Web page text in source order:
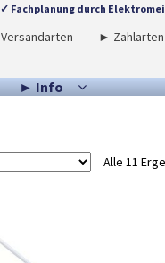
✓ Fachplanung durch
► Zahlarten
► Info
Alle 11